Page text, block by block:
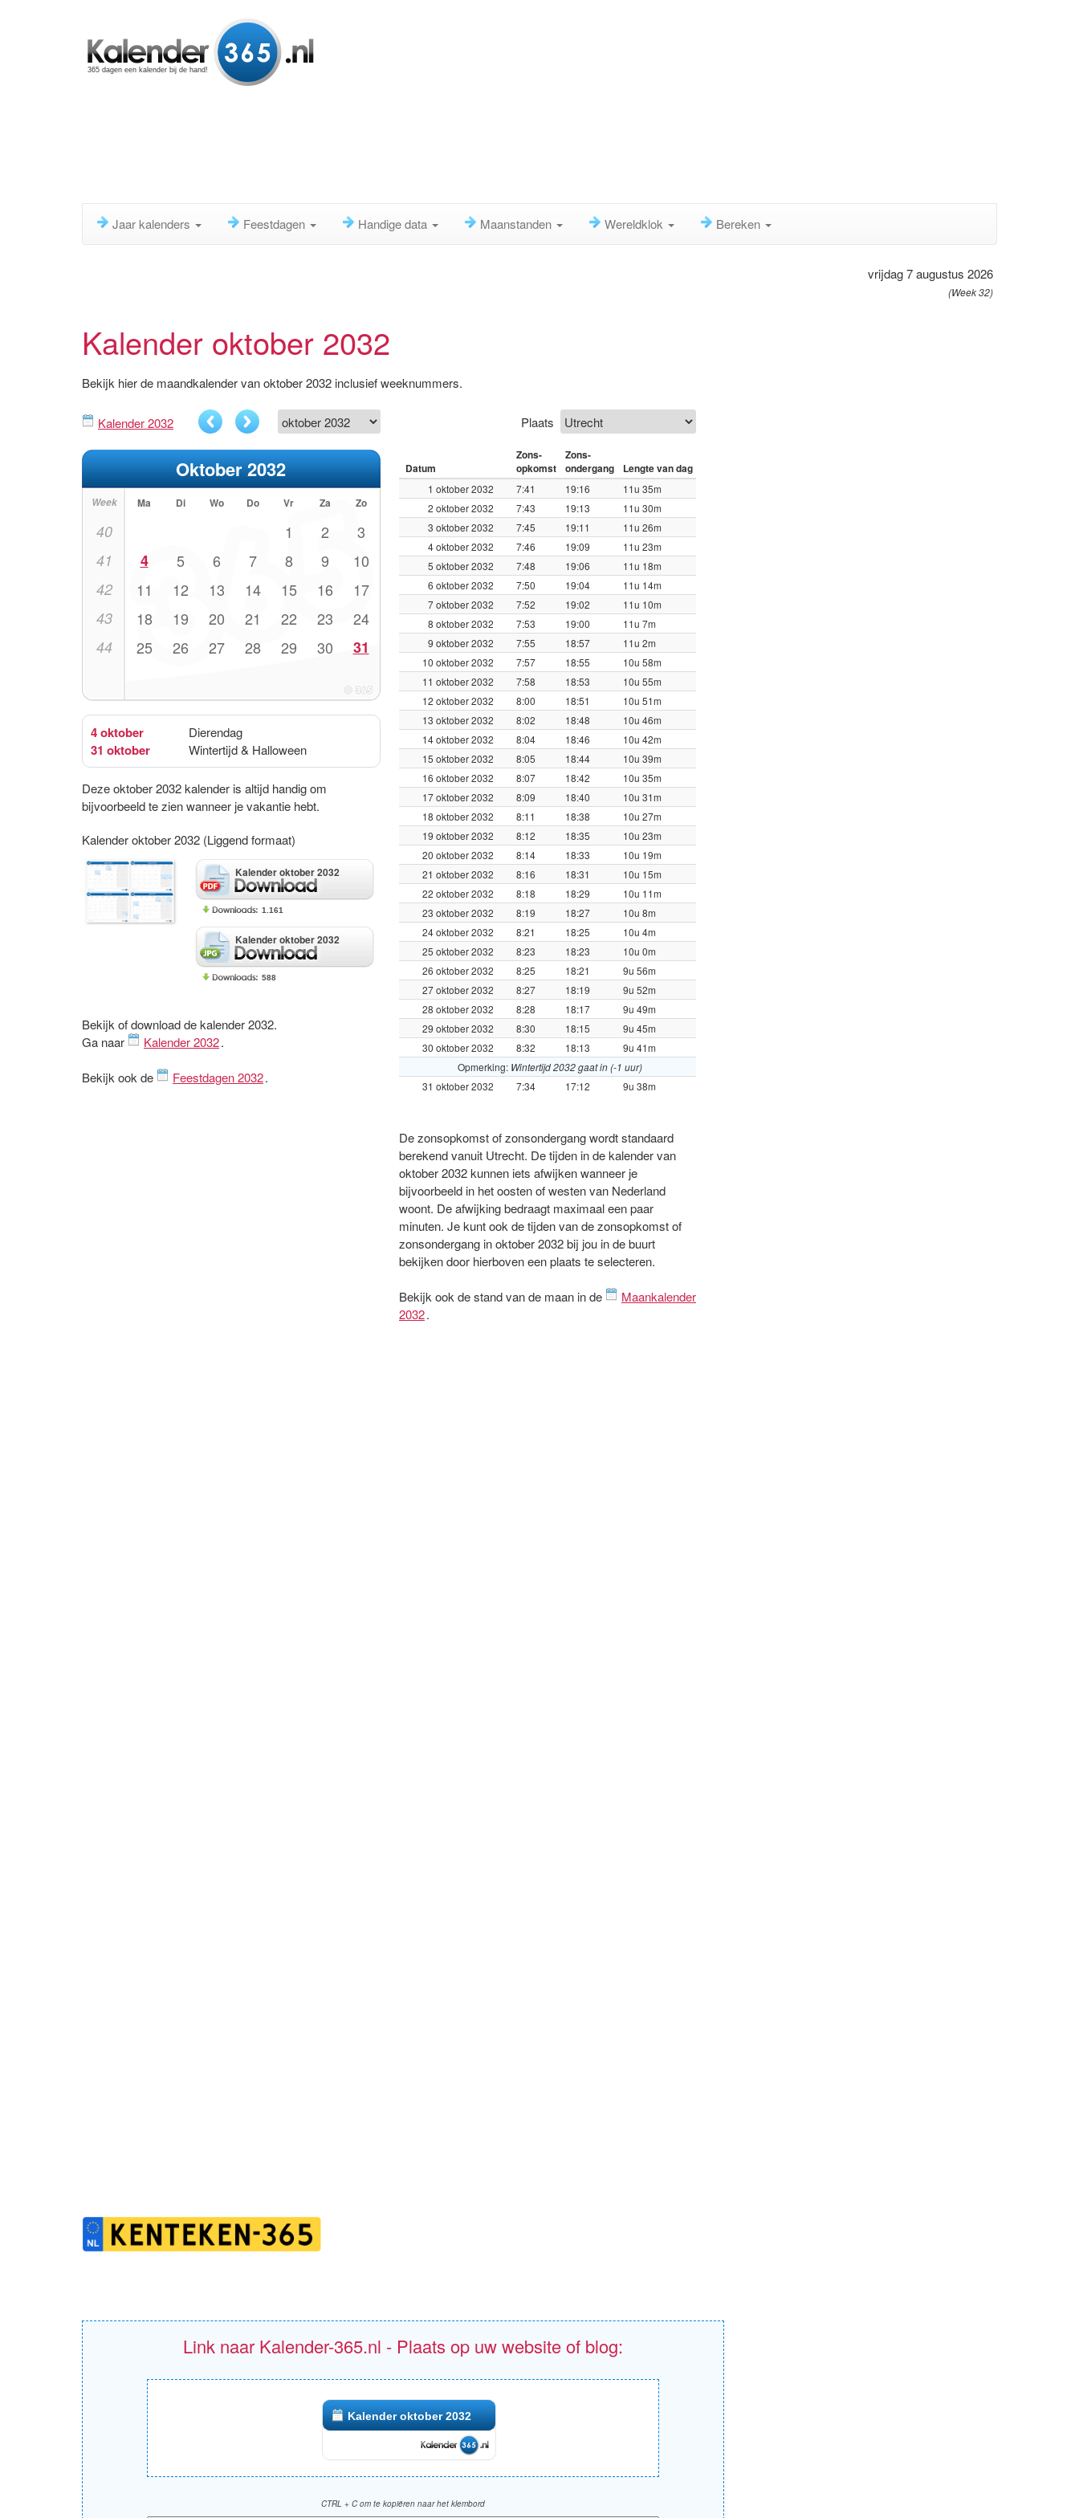
365 dagen een kalender bij de hand!
Jaar kalenders Feestdagen Handige data Maanstanden Wereldklok Bereken
vrijdag 7 augustus 2026
(Week 32)
Kalender oktober 2032
Bekijk hier de maandkalender van oktober 2032 inclusief weeknummers.
Kalender 2032
Oktober 2032
Week Ma Di Wo Do Vr Za Zo
40 1 2 3
41 4 5 6 7 8 9 10
42 11 12 13 14 15 16 17
43 18 19 20 21 22 23 24
44 25 26 27 28 29 30 31
4 oktober Dierendag
31 oktober Wintertijd & Halloween
Deze oktober 2032 kalender is altijd handig om
bijvoorbeeld te zien wanneer je vakantie hebt.
Kalender oktober 2032 (Liggend formaat)
Kalender oktober 2032
1.161
Kalender oktober 2032
588
Bekijk of download de kalender 2032.
Ga naar
Kalender 2032.
Bekijk ook de Feestdagen 2032.
Plaats
Datum
Zons-
opkomst
Zons-
ondergang
Lengte van dag
1 oktober 2032 7:41 19:16
11u 35m
2 oktober 2032
7:43 19:13
11u 30m
3 oktober 2032
7:45 19:11
11u 26m
4 oktober 2032
7:46 19:09
11u 23m
5 oktober 2032
7:48 19:06
11u 18m
6 oktober 2032
7:50 19:04
11u 14m
7 oktober 2032
7:52 19:02
11u 10m
8 oktober 2032
7:53 19:00
11u 7m
9 oktober 2032
7:55 18:57
11u 2m
10 oktober 2032
7:57 18:55
10u 58m
11 oktober 2032
7:58 18:53
10u 55m
12 oktober 2032
8:00 18:51
10u 51m
13 oktober 2032
8:02 18:48
10u 46m
14 oktober 2032
8:04 18:46
10u 42m
15 oktober 2032
8:05 18:44
10u 39m
16 oktober 2032
8:07 18:42
10u 35m
17 oktober 2032
8:09 18:40
10u 31m
18 oktober 2032
8:11 18:38
10u 27m
19 oktober 2032
8:12 18:35
10u 23m
20 oktober 2032
8:14 18:33
10u 19m
21 oktober 2032
8:16 18:31
10u 15m
22 oktober 2032
8:18 18:29
10u 11m
23 oktober 2032
8:19 18:27
10u 8m
24 oktober 2032
8:21 18:25
10u 4m
25 oktober 2032
8:23 18:23
10u 0m
26 oktober 2032
8:25 18:21
9u 56m
27 oktober 2032
8:27 18:19
9u 52m
28 oktober 2032
8:28 18:17
9u 49m
29 oktober 2032
8:30 18:15
9u 45m
30 oktober 2032
8:32 18:13
9u 41m
Opmerking: Wintertijd 2032 gaat in (-1 uur)
31 oktober 2032
7:34 17:12 9u 38m
De zonsopkomst of zonsondergang wordt standaard
berekend vanuit Utrecht. De tijden in de kalender van
oktober 2032 kunnen iets afwijken wanneer je
bijvoorbeeld in het oosten of westen van Nederland
woont. De afwijking bedraagt maximaal een paar
minuten. Je kunt ook de tijden van de zonsopkomst of
zonsondergang in oktober 2032 bij jou in de buurt
bekijken door hierboven een plaats te selecteren.
Bekijk ook de stand van de maan in de
Maankalender
2032.
Link naar Kalender-365.nl - Plaats op uw website of blog:
Kalender oktober 2032
CTRL + C om te kopiëren naar het klembord